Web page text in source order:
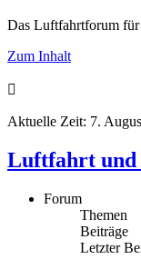
Das Luftfahrtforum für
Zum Inhalt
Aktuelle Zeit: 7.
Luftfahrt und
Forum
Themen
Beiträge
Letzter